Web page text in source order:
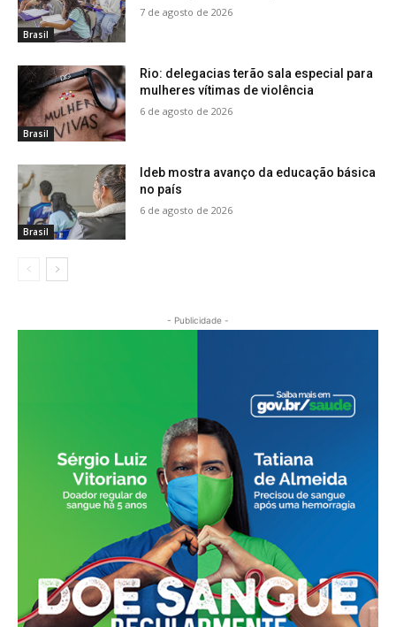
Brasil
7 de agosto de 2026
Brasil
Rio: delegacias terão sala especial para
mulheres vítimas de violência
6 de agosto de 2026
Brasil
Ideb mostra avanço da educação básica
no país
6 de agosto de 2026
- Publicidade -